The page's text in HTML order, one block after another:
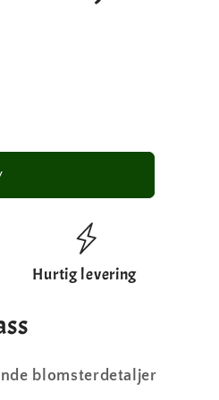
Hurtig levering
blomsterdetaljer